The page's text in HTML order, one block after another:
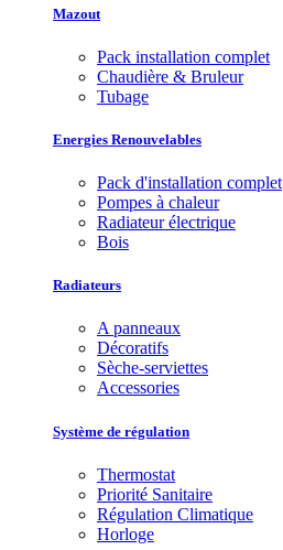
Mazout
Pack installation complet
Chaudière & Bruleur
Tubage
Energies Renouvelables
Pack d'installation complet
Pompes à chaleur
Radiateur électrique
Bois
Radiateurs
A panneaux
Décoratifs
Sèche-serviettes
Accessories
Système de régulation
Thermostat
Priorité Sanitaire
Régulation Climatique
Horloge